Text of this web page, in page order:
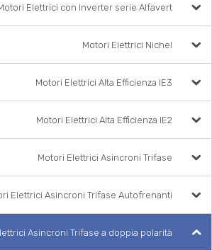
Elettrici con Inverter serie Alfavert
Motori Elettrici Nichel
Motori Elettrici Alta Efficienza IE3
Motori Elettrici Alta Efficienza IE2
Motori Elettrici Asincroni Trifase
Elettrici Asincroni Trifase Autofrenanti
Asincroni Trifase a doppia polarità